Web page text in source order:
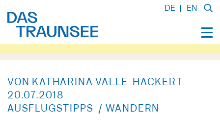
DE EN
VON KATHARINA VALLE-HACKERT
20.07.2018
AUSFLUGSTIPPS / WANDERN